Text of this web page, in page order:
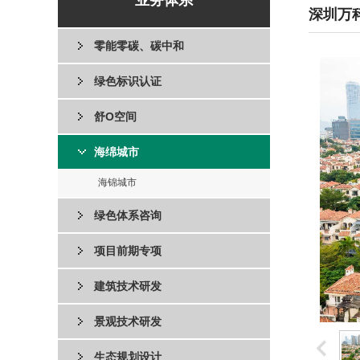
零能零碳、碳中和
绿色标识认证
舒O空间
海绵城市
海锦城市
绿色体系咨询
项目前期专项
建筑技术研发
景观技术研发
生态规划设计
深圳万